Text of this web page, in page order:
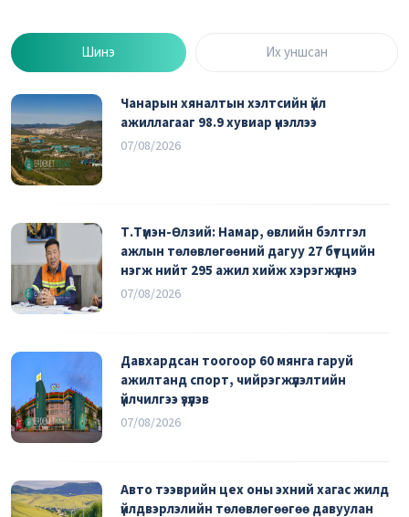
Шинэ Их уншсан
Чанарын хяналтын хэлтсийн үйл
ажиллагааг 98.9 хувиар үнэллээ
07/08/2026
Т.Түмэн-Өлзий: Намар, өвлийн бэлтгэл
ажлын төлөвлөгөөний дагуу 27 бүтцийн
нэгж нийт 295 ажил хийж хэрэгжүүлнэ
07/08/2026
Давхардсан тоогоор 60 мянга гаруй
ажилтанд спорт, чийрэгжүүлэлтийн
үйлчилгээ үзүүлэв
07/08/2026
Авто тээврийн цех оны эхний хагас жилд
үйлдвэрлэлийн төлөвлөгөөгөө давуулан